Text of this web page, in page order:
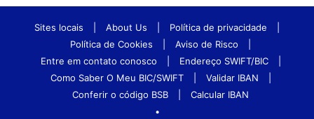
Sites locais About Us Política de privacidade
Política de Cookies
Aviso de Risco
Entre em contato conosco
Endereço SWIFT/BIC
Como Saber O Meu BIC/SWIFT
Validar IBAN
Conferir o código BSB
Calcular IBAN
•